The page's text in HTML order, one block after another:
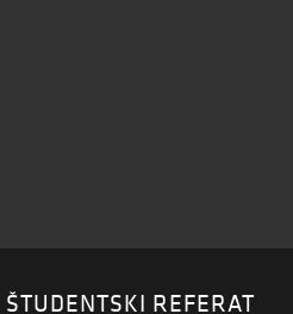
ŠTUDENTSKI REFERAT